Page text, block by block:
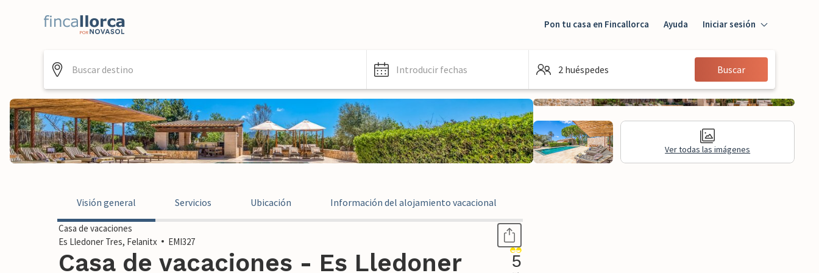
Pon tu casa en Fincallorca Ayuda Iniciar sesión
Iniciar sesión
Huésped
Introducir fechas 2 huéspedes Buscar
Ver todas las imágenes
Visión general Servicios Ubicación Información del alojamiento vacacional
Casa de vacaciones
Es Lledoner Tres, Felanitx
EMI327
Casa de vacaciones - Es Lledoner
5